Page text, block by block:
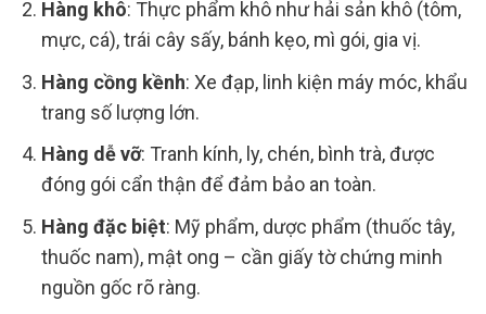
Hàng khô: Thực phẩm khô như hải sản khô (tôm,
mực, cá), trái cây sấy, bánh kẹo, mì gói, gia vị.
Hàng cồng kềnh: Xe đạp, linh kiện máy móc, khẩu
trang số lượng lớn.
Hàng dễ vỡ: Tranh kính, ly, chén, bình trà, được
đóng gói cẩn thận để đảm bảo an toàn.
Hàng đặc biệt: Mỹ phẩm, dược phẩm (thuốc tây,
thuốc nam), mật ong – cần giấy tờ chứng minh
nguồn gốc rõ ràng.